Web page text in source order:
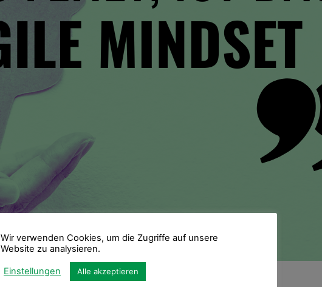
Wir verwenden Cookies, um die Zugriffe auf unsere
Website zu analysieren.
Einstellungen Alle akzeptieren